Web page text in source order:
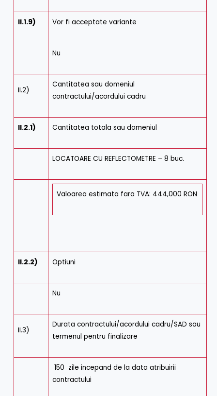
II.1.9) Vor fi acceptate variante
Nu
II.2)
Cantitatea sau domeniul
contractului/acordului cadru
II.2.1) Cantitatea totala sau domeniul
LOCATOARE CU REFLECTOMETRE – 8 buc.
Valoarea estimata fara TVA: 444,000 RON
II.2.2) Optiuni
Nu
II.3)
Durata contractului/acordului cadru/SAD sau
termenul pentru finalizare
150 zile incepand de la data atribuirii
contractului